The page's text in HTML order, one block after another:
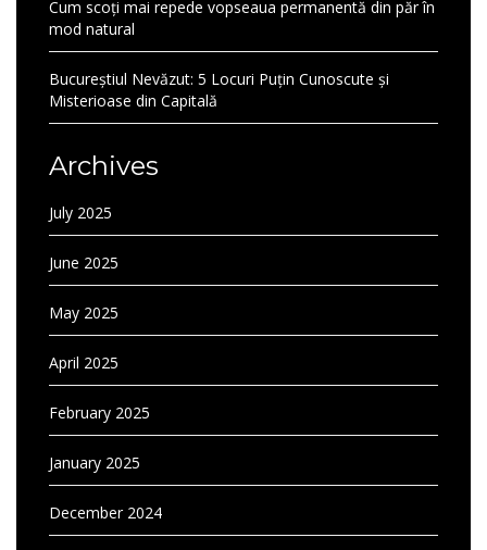
Cum scoți mai repede vopseaua permanentă din păr în
mod natural
Bucureștiul Nevăzut: 5 Locuri Puțin Cunoscute și
Misterioase din Capitală
Archives
July 2025
June 2025
May 2025
April 2025
February 2025
January 2025
December 2024